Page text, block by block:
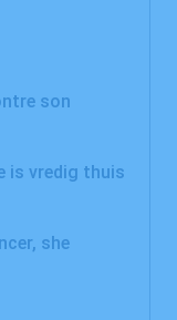
son
is vredig thuis
she